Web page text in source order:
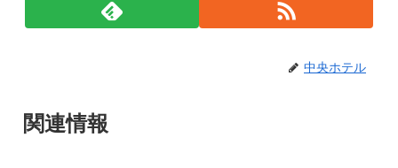
中央ホテル
関連情報